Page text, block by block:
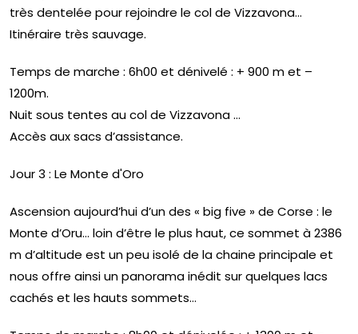
très dentelée pour rejoindre le col de Vizzavona…
Itinéraire très sauvage.
Temps de marche : 6h00 et dénivelé : + 900 m et –
1200m.
Nuit sous tentes au col de Vizzavona …
Accès aux sacs d’assistance.
Jour 3 : Le Monte d'Oro
Ascension aujourd’hui d’un des « big five » de Corse : le
Monte d’Oru… loin d’être le plus haut, ce sommet à 2386
m d’altitude est un peu isolé de la chaine principale et
nous offre ainsi un panorama inédit sur quelques lacs
cachés et les hauts sommets…